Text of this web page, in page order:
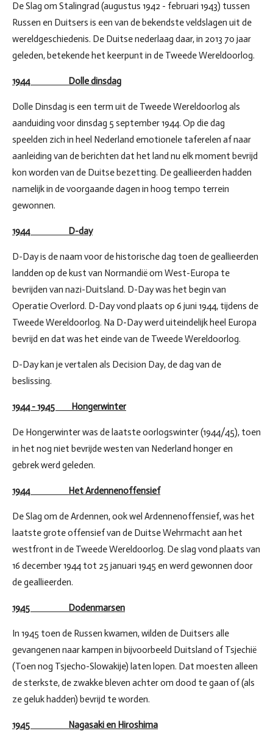
De Slag om Stalingrad (augustus 1942 - februari 1943) tussen
Russen en Duitsers is een van de bekendste veldslagen uit de
wereldgeschiedenis. De Duitse nederlaag daar, in 2013 70 jaar
geleden, betekende het keerpunt in de Tweede Wereldoorlog.
1944 Dolle dinsdag
Dolle Dinsdag is een term uit de Tweede Wereldoorlog als
aanduiding voor dinsdag 5 september 1944. Op die dag
speelden zich in heel Nederland emotionele taferelen af naar
aanleiding van de berichten dat het land nu elk moment bevrijd
kon worden van de Duitse bezetting. De geallieerden hadden
namelijk in de voorgaande dagen in hoog tempo terrein
gewonnen.
1944 D-day
D-Day is de naam voor de historische dag toen de geallieerden
landden op de kust van Normandië om West-Europa te
bevrijden van nazi-Duitsland. D-Day was het begin van
Operatie Overlord. D-Day vond plaats op 6 juni 1944, tijdens de
Tweede Wereldoorlog. Na D-Day werd uiteindelijk heel Europa
bevrijd en dat was het einde van de Tweede Wereldoorlog.
D-Day kan je vertalen als Decision Day, de dag van de
beslissing.
1944 - 1945 Hongerwinter
De Hongerwinter was de laatste oorlogswinter (1944/45), toen
in het nog niet bevrijde westen van Nederland honger en
gebrek werd geleden.
1944 Het Ardennenoffensief
De Slag om de Ardennen, ook wel Ardennenoffensief, was het
laatste grote offensief van de Duitse Wehrmacht aan het
westfront in de Tweede Wereldoorlog. De slag vond plaats van
16 december 1944 tot 25 januari 1945 en werd gewonnen door
de geallieerden.
1945 Dodenmarsen
In 1945 toen de Russen kwamen, wilden de Duitsers alle
gevangenen naar kampen in bijvoorbeeld Duitsland of Tsjechië
(Toen nog Tsjecho-Slowakije) laten lopen. Dat moesten alleen
de sterkste, de zwakke bleven achter om dood te gaan of (als
ze geluk hadden) bevrijd te worden.
1945 Nagasaki en Hiroshima